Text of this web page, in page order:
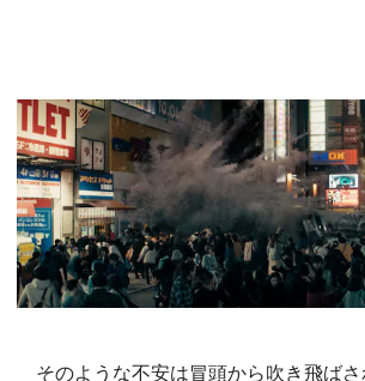
そのような不安は冒頭から吹き飛ば